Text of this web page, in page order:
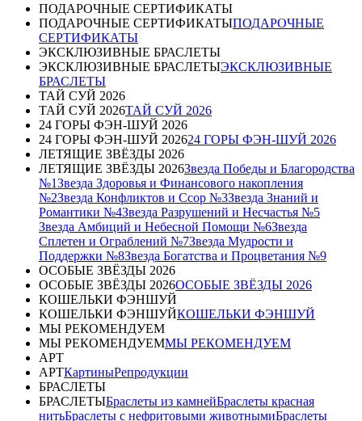
ПОДАРОЧНЫЕ СЕРТИФИКАТЫ
ПОДАРОЧНЫЕ СЕРТИФИКАТЫПОДАРОЧНЫЕ
СЕРТИФИКАТЫ
ЭКСКЛЮЗИВНЫЕ БРАСЛЕТЫ
ЭКСКЛЮЗИВНЫЕ БРАСЛЕТЫЭКСКЛЮЗИВНЫЕ
БРАСЛЕТЫ
ТАЙ СУЙ 2026
ТАЙ СУЙ 2026ТАЙ СУЙ 2026
24 ГОРЫ ФЭН-ШУЙ 2026
24 ГОРЫ ФЭН-ШУЙ 202624 ГОРЫ ФЭН-ШУЙ 2026
ЛЕТЯЩИЕ ЗВЁЗДЫ 2026
ЛЕТЯЩИЕ ЗВЁЗДЫ 2026Звезда Победы и Благородства
№1Звезда Здоровья и Финансового накопления
№2Звезда Конфликтов и Ссор №3Звезда Знаний и
Романтики №4Звезда Разрушений и Несчастья №5
Звезда Амбиций и Небесной Помощи №6Звезда
Сплетен и Ограблений №7Звезда Мудрости и
Поддержки №8Звезда Богатства и Процветания №9
ОСОБЫЕ ЗВЁЗДЫ 2026
ОСОБЫЕ ЗВЁЗДЫ 2026ОСОБЫЕ ЗВЁЗДЫ 2026
КОШЕЛЬКИ ФЭНШУЙ
КОШЕЛЬКИ ФЭНШУЙКОШЕЛЬКИ ФЭНШУЙ
МЫ РЕКОМЕНДУЕМ
МЫ РЕКОМЕНДУЕММЫ РЕКОМЕНДУЕМ
АРТ
АРТКартиныРепродукции
БРАСЛЕТЫ
БРАСЛЕТЫБраслеты из камнейБраслеты красная
нитьБраслеты с нефритовыми животнымиБраслеты